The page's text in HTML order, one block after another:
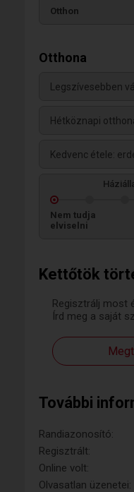
Kettőtök
Regisztrálj most
Írd meg a saját
További
Randiazonosító:
Regisztrált:
Online volt:
Olvasatlan üzenetei:
Otthon
Otthona
Legszívesebben
Hétköznapi
Kedvenc étele:
Nem tudja
elviselni